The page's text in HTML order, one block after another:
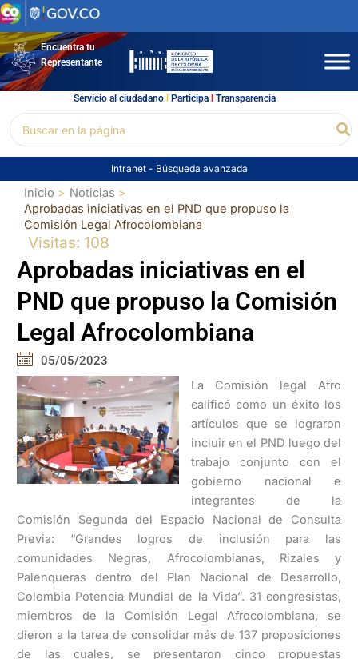
Ir
al
contenidoEncuentra tu
Representante
Servicio al ciudadano l Participal Transparencia
por:
Intranet - Búsqueda avanzada
Inicio
Noticias
Aprobadas iniciativas en el PND que propuso la
Comisión Legal Afrocolombiana
Visitas: 108
Aprobadas iniciativas en el
PND que propuso la Comisión
Legal Afrocolombiana
05/05/2023
La Comisión legal Afro
calificó como un éxito los
artículos que se lograron
incluir en el PND luego del
trabajo conjunto con el
gobierno nacional e
integrantes de la
Comisión Segunda del Espacio Nacional de Consulta
Previa: “Grandes logros de inclusión para las
comunidades Negras, Afrocolombianas, Rizales y
Palenqueras dentro del Plan Nacional de Desarrollo,
Colombia Potencia Mundial de la Vida”. 31 congresistas,
miembros de la Comisión Legal Afrocolombiana, se
dieron a la tarea de consolidar más de 137 proposiciones
de las cuales, se presentaron cinco propuestas